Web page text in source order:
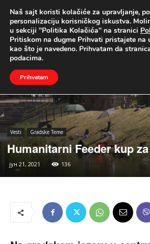
UŽIVO
Naslovna Vesti Gradske Teme
Vesti Gradske Teme
Humanitarni Feeder kup
јун 21, 2021 136
Naš sajt koristi kolačiće za upravljanje,
personalizaciju korisničkog iskustva.
u sekciji "Politika Kolačića" na stranici
Pritiskom na dugme Prihvati pristajete na
kao što je navedeno. Prihvatam da
podacima.
Prihvatam